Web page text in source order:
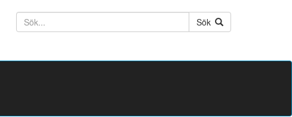
Söktext
Sök